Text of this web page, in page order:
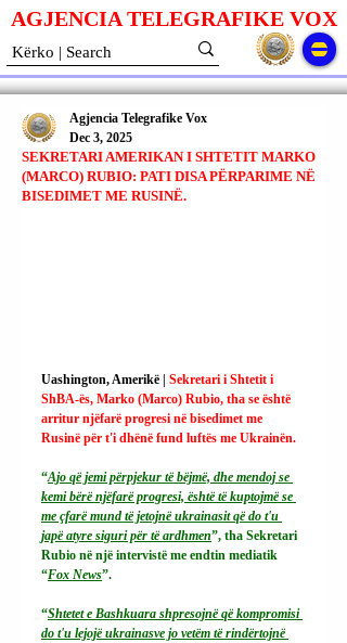
AGJENCIA TELEGRAFIKE VOX
SEKRETARI AMERIKAN I SHTETIT MARKO
(MARCO) RUBIO: PATI DISA PËRPARIME NË
BISEDIMET ME RUSINË.
Agjencia Telegrafike Vox
Dec 3, 2025
Uashington, Amerikë | Sekretari i Shtetit i
ShBA-ës, Marko (Marco) Rubio, tha se është
arritur njëfarë progresi në bisedimet me
Rusinë për t'i dhënë fund luftës me Ukrainën.
“Ajo që jemi përpjekur të bëjmë, dhe mendoj se
kemi bërë njëfarë progresi, është të kuptojmë se
me çfarë mund të jetojnë ukrainasit që do t'u
japë atyre siguri për të ardhmen”, tha Sekretari
Rubio në një intervistë me endtin mediatik
“Fox News”.
“Shtetet e Bashkuara shpresojnë që kompromisi
do t'u lejojë ukrainasve jo vetëm të rindërtojnë